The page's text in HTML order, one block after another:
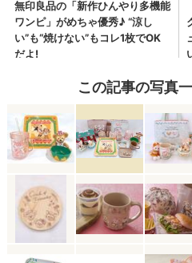
この記事の写真